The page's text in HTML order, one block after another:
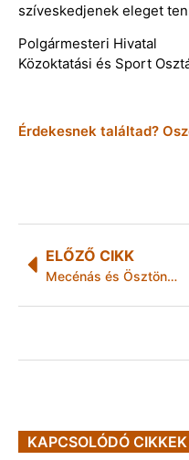
szíveskedjenek eleget
Polgármesteri Hivatal
Közoktatási és Sport
Érdekesnek találtad?
ELŐZŐ CIKK
Mecénás és Ösztöndíj Pályázat Miskolcon
KAPCSOLÓDÓ CIKKEK